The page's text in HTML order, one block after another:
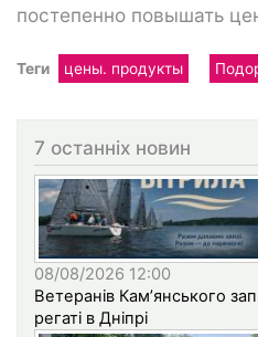
постепенно повышать
Теги цены. продукты
7 останніх новин
08/08/2026 12:00
Ветеранів Кам’янського
регаті в Дніпрі